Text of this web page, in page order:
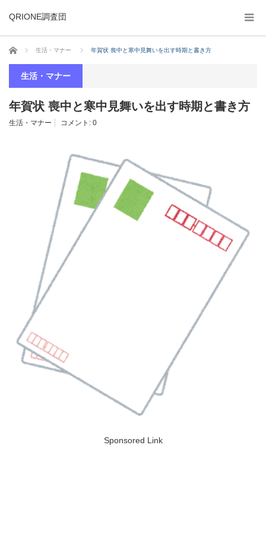
QRIONE調査団
ホーム 生活・マナー 年賀状 喪中と寒中見舞いを出す時期と書き方
生活・マナー
年賀状 喪中と寒中見舞いを出す時期と書き方
生活・マナー コメント: 0
Sponsored Link